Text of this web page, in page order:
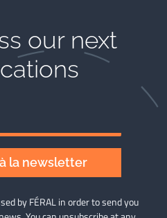
our next
la newsletter
by FÉRAL in order to send you